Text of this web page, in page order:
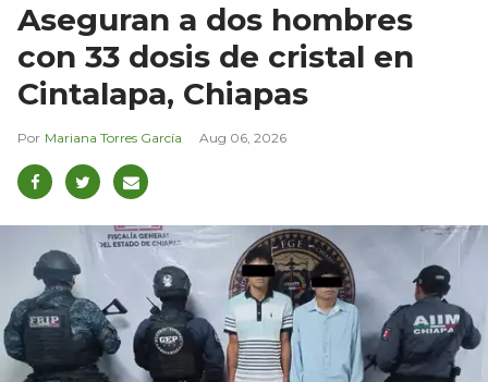
Aseguran a dos hombres
con 33 dosis de cristal en
Cintalapa, Chiapas
Mariana Torres García Aug 06, 2026